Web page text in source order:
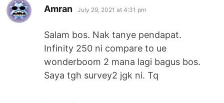
Amran says:
July 29, 2021 at 4:31 pm
Salam bos. Nak tanye pendapat.
Infinity 250 ni compare to ue
wonderboom 2 mana lagi bagus bos.
Saya tgh survey2 jgk ni. Tq